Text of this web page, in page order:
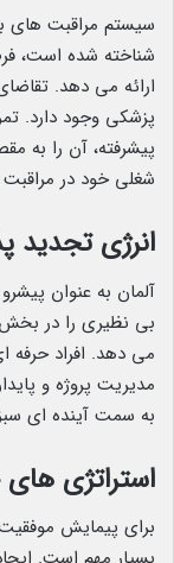
سیستم مراقبت های
شناخته شده است،
ارائه می دهد.
پزشکی وجود دارد.
پیشرفته، آن را به
شغلی خود در
انرژی تجدید
آلمان به عنوان
بی نظیری را در
می دهد. افراد
مدیریت پروژه و
به سمت آینده ای
استراتژی
برای پیمایش موفقیت